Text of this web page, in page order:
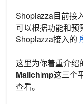
Shoplazza目前接
可以根据功能和预
Shoplazza接入的
这里为你着重介绍
Mailchimp这三个
查看。